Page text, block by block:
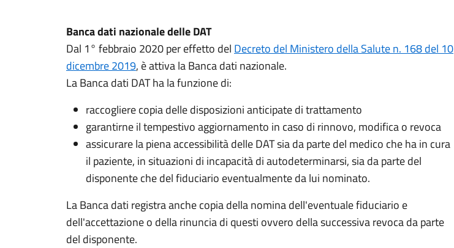
Banca dati nazionale delle DAT
Dal 1° febbraio 2020 per effetto del Decreto del Ministero della Salute n. 168 del 10
dicembre 2019, è attiva la Banca dati nazionale.
La Banca dati DAT ha la funzione di:
raccogliere copia delle disposizioni anticipate di trattamento
garantirne il tempestivo aggiornamento in caso di rinnovo, modifica o revoca
assicurare la piena accessibilità delle DAT sia da parte del medico che ha in cura
il paziente, in situazioni di incapacità di autodeterminarsi, sia da parte del
disponente che del fiduciario eventualmente da lui nominato.
La Banca dati registra anche copia della nomina dell'eventuale fiduciario e
dell'accettazione o della rinuncia di questi ovvero della successiva revoca da parte
del disponente.